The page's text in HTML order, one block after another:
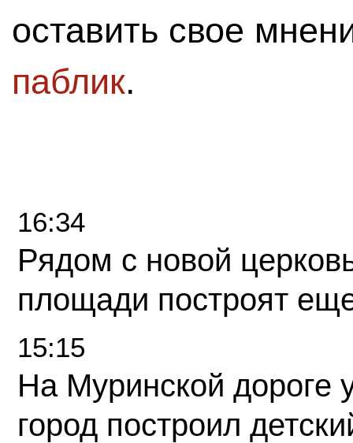
оставить свое
паблик.
16:34
Рядом с новой
площади построят
15:15
На Муринской дороге
город построил